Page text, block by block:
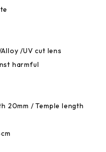
/UV cut lens
harmful
20mm / Temple length